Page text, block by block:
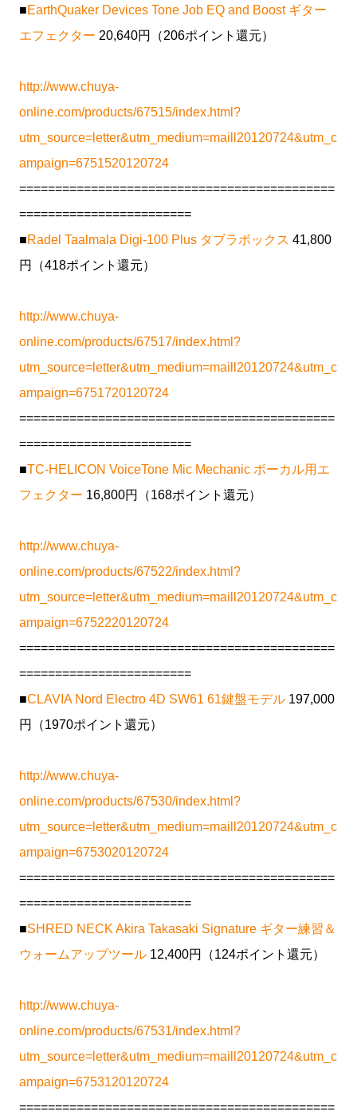
■EarthQuaker Devices Tone Job EQ and Boost ギター
エフェクター 20,640円（206ポイント還元）
http://www.chuya-
online.com/products/67515/index.html?
utm_source=letter&utm_medium=maill20120724&utm_c
ampaign=6751520120724
============================================
========================
■Radel Taalmala Digi-100 Plus タブラボックス 41,800
円（418ポイント還元）
http://www.chuya-
online.com/products/67517/index.html?
utm_source=letter&utm_medium=maill20120724&utm_c
ampaign=6751720120724
============================================
========================
■TC-HELICON VoiceTone Mic Mechanic ボーカル用エ
フェクター 16,800円（168ポイント還元）
http://www.chuya-
online.com/products/67522/index.html?
utm_source=letter&utm_medium=maill20120724&utm_c
ampaign=6752220120724
============================================
========================
■CLAVIA Nord Electro 4D SW61 61鍵盤モデル 197,000
円（1970ポイント還元）
http://www.chuya-
online.com/products/67530/index.html?
utm_source=letter&utm_medium=maill20120724&utm_c
ampaign=6753020120724
============================================
========================
■SHRED NECK Akira Takasaki Signature ギター練習＆
ウォームアップツール 12,400円（124ポイント還元）
http://www.chuya-
online.com/products/67531/index.html?
utm_source=letter&utm_medium=maill20120724&utm_c
ampaign=6753120120724
============================================